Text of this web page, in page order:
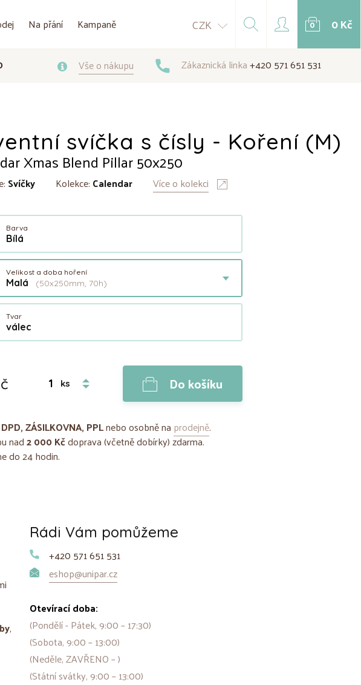
Na přání Kampaně CZK 0 0 Kč
Vše o nákupu Zákaznická linka+420 571 651 531
svíčka s čísly - Koření (M)
Xmas Blend Pillar 50x250
Svíčky Kolekce: Calendar Více o kolekci
Barva
Bílá
Velikost a doba hoření
Malá (50x250mm, 70h)
Tvar
válec
ks Do košíku
DPD, ZÁSILKOVNA, PPLnebo osobně na prodejně.
nad2 000 Kčdoprava (včetně dobírky) zdarma.
do 24 hodin.
,
Rádi Vám pomůžeme
+420 571 651 531
eshop@unipar.cz
Otevírací doba:
(Pondělí - Pátek, 9:00 – 17:30)
(Sobota, 9:00 – 13:00)
(Neděle, ZAVŘENO – )
(Státní svátky, 9:00 – 13:00)